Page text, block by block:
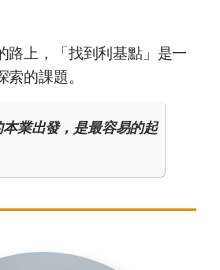
路上，「找到利基點」是一
的課題。
業出發，是最容易的起